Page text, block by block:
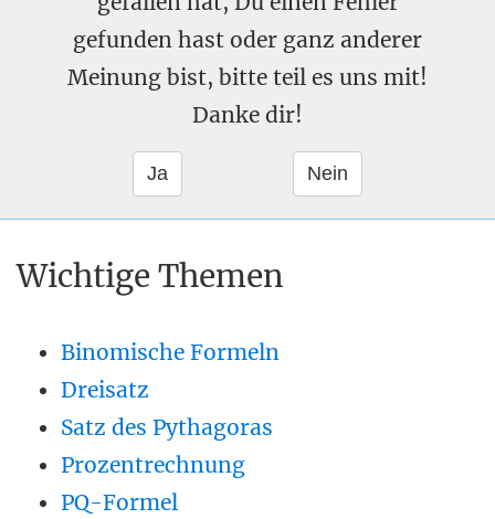
gefunden hast oder ganz anderer
Meinung bist, bitte teil es uns mit!
Danke dir!
Wichtige Themen
Binomische Formeln
Dreisatz
Satz des Pythagoras
Prozentrechnung
PQ-Formel